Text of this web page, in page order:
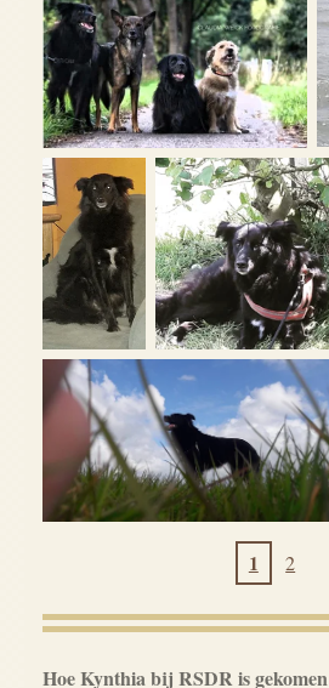
1 2
Hoe Kynthia bij RSDR is gekomen